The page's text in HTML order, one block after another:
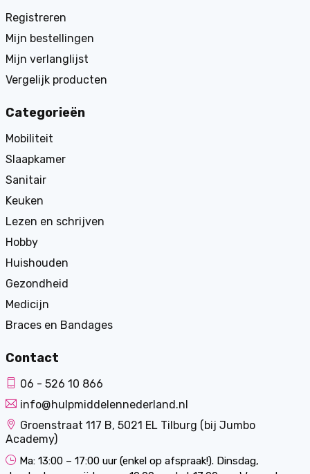
Registreren
Mijn bestellingen
Mijn verlanglijst
Vergelijk producten
Categorieën
Mobiliteit
Slaapkamer
Sanitair
Keuken
Lezen en schrijven
Hobby
Huishouden
Gezondheid
Medicijn
Braces en Bandages
Contact
06 - 526 10 866
info@hulpmiddelennederland.nl
Groenstraat 117 B, 5021 EL Tilburg (bij Jumbo
Academy)
Ma: 13:00 – 17:00 uur (enkel op afspraak!). Dinsdag,